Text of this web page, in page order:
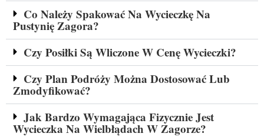
Co Należy Spakować Na Wycieczkę Na
Pustynię Zagora?
Czy Posiłki Są Wliczone W Cenę Wycieczki?
Czy Plan Podróży Można Dostosować Lub
Zmodyfikować?
Jak Bardzo Wymagająca Fizycznie Jest
Wycieczka Na Wielbłądach W Zagorze?